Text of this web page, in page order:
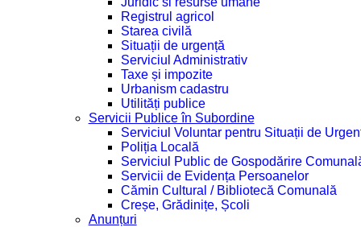
Registrul agricol
Starea civilă
Situații de urgență
Serviciul Administrativ
Taxe și impozite
Urbanism cadastru
Utilități publice
Servicii Publice în Subordine
Serviciul Voluntar pentru Situații de
Poliția Locală
Serviciul Public de Gospodărire
Servicii de Evidența Persoanelor
Cămin Cultural / Bibliotecă Comunală
Creșe, Grădinițe, Școli
Anunțuri